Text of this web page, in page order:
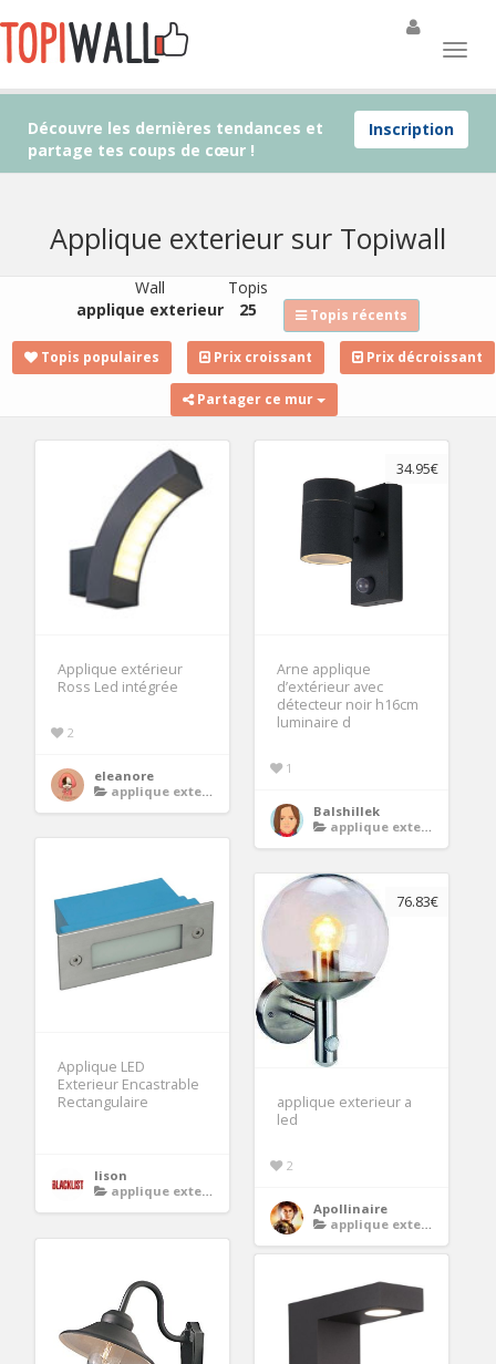
Inscription
Découvre les dernières tendances et
partage tes coups de cœur !
Applique exterieur sur Topiwall
Wall
applique exterieur
Topis
25
Topis récents
Topis populaires Prix croissant Prix décroissant
Partager ce mur
Applique extérieur
Ross Led intégrée
2
eleanore
applique exterieur
34.95€
Arne applique
d’extérieur avec
détecteur noir h16cm
luminaire d
1
Balshillek
applique exterieur
Applique LED
Exterieur Encastrable
Rectangulaire
lison
applique exterieur
76.83€
applique exterieur a
led
2
Apollinaire
applique exterieur